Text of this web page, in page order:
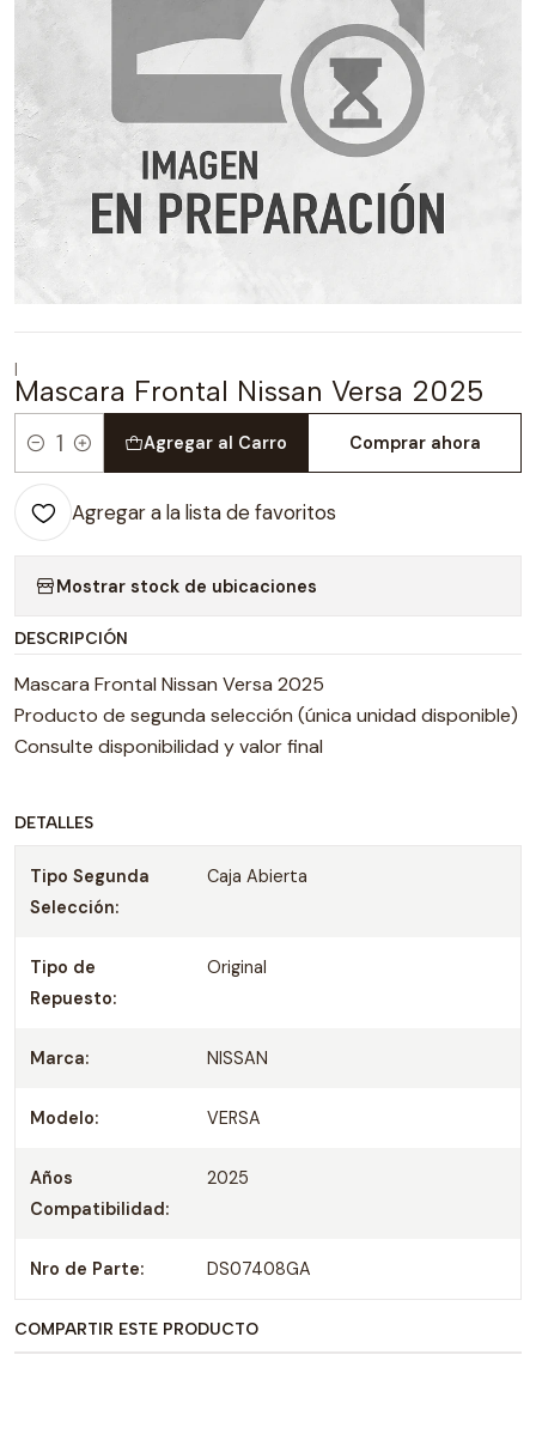
|
Mascara Frontal Nissan Versa 2025
Cantidad
Agregar al Carro Comprar ahora
Agregar a la lista de favoritos
Mostrar stock de ubicaciones
DESCRIPCIÓN
Mascara Frontal Nissan Versa 2025
Producto de segunda selección (única unidad disponible)
Consulte disponibilidad y valor final
DETALLES
Tipo Segunda
Selección:
Caja Abierta
Tipo de
Repuesto:
Original
Marca: NISSAN
Modelo: VERSA
Años
Compatibilidad:
2025
Nro de Parte: DS07408GA
COMPARTIR ESTE PRODUCTO